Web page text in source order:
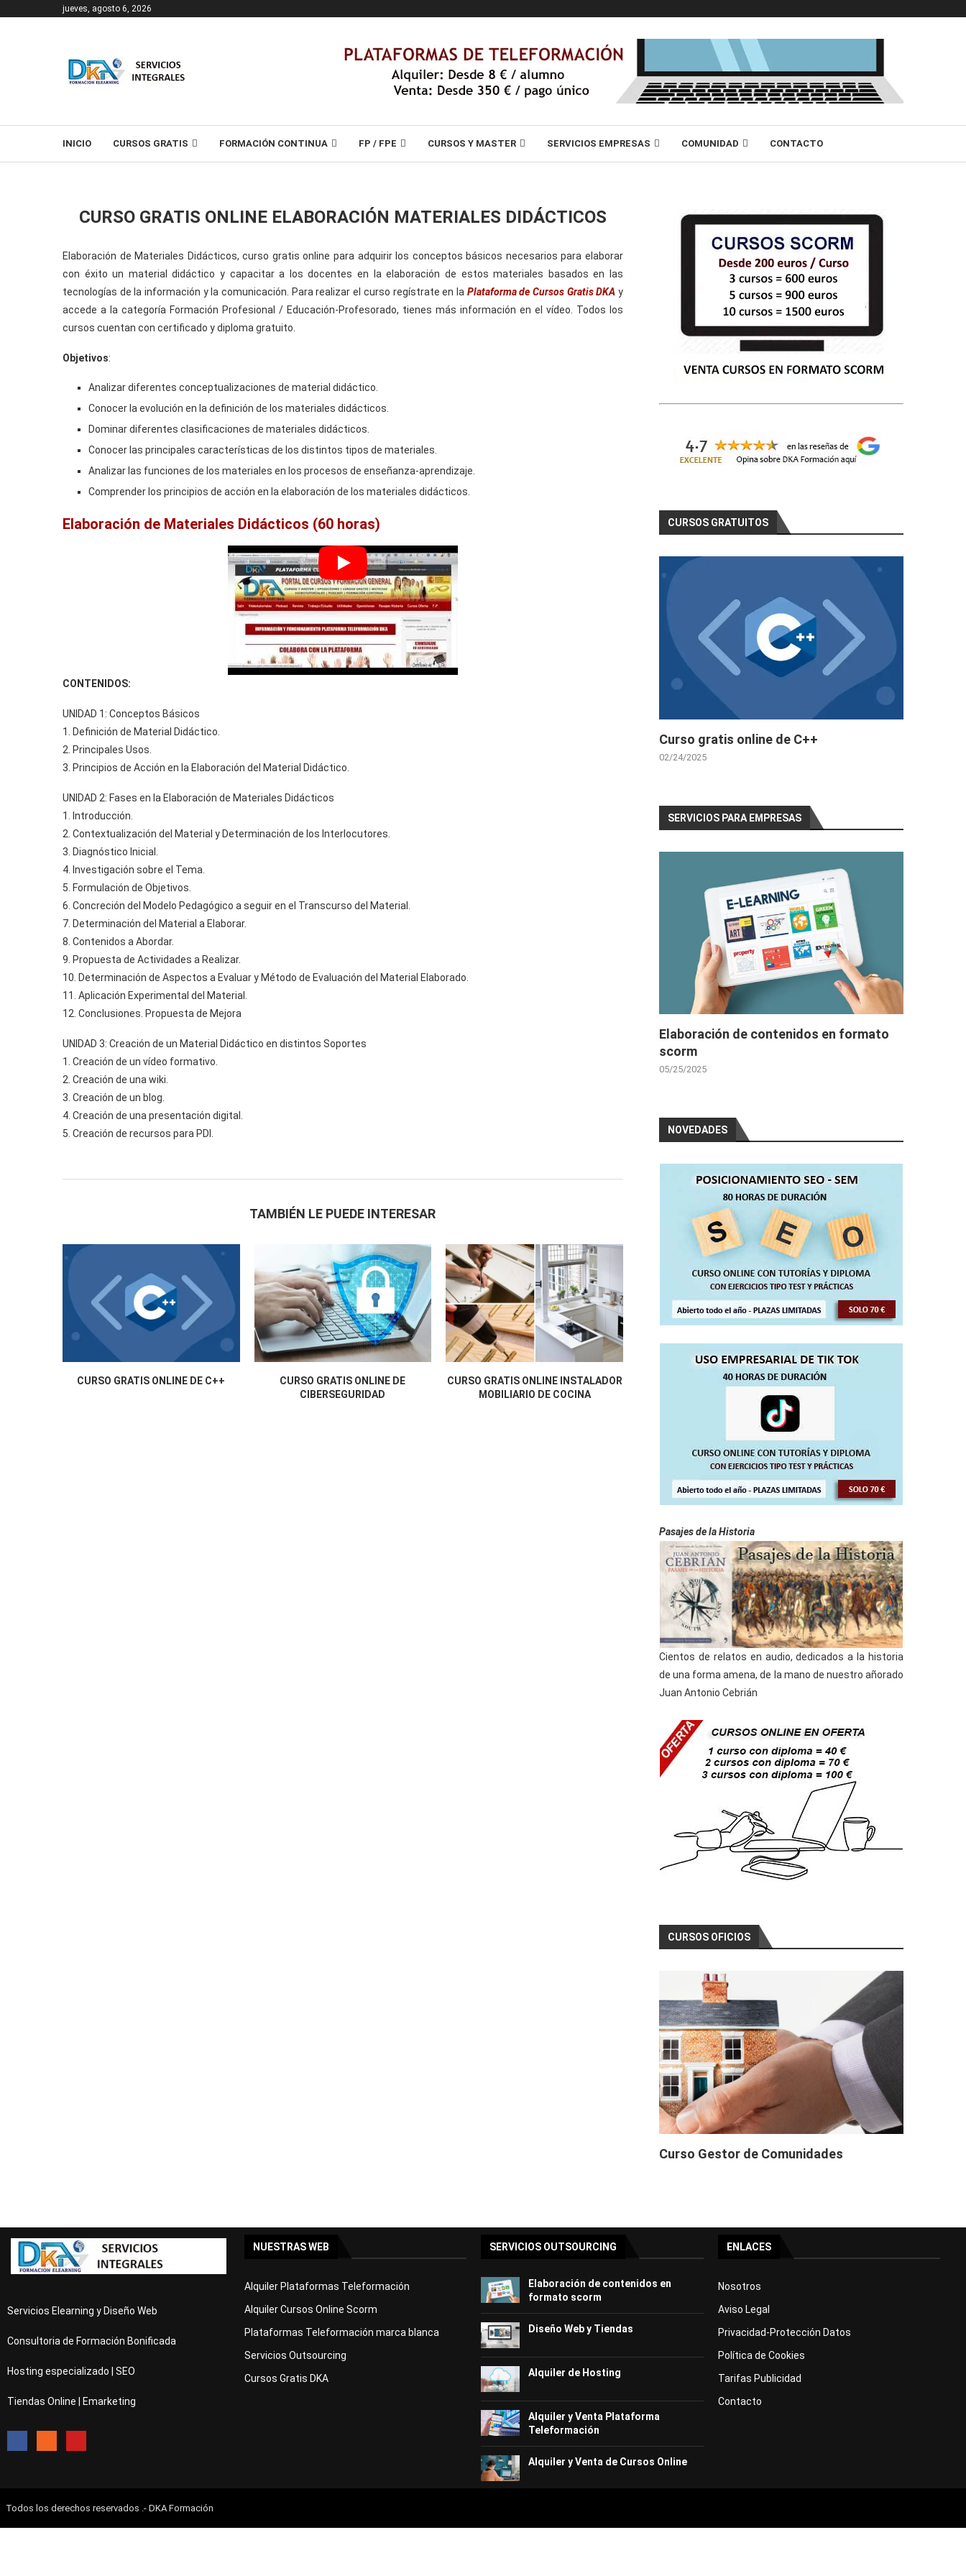
jueves, agosto 6, 2026
INICIO CURSOS GRATIS FORMACIÓN CONTINUA FP / FPE CURSOS Y MASTER SERVICIOS EMPRESAS COMUNIDAD CONTACTO
CURSO GRATIS ONLINE ELABORACIÓN MATERIALES DIDÁCTICOS
Elaboración de Materiales Didácticos, curso gratis online para adquirir los conceptos básicos necesarios para elaborar
con éxito un material didáctico y capacitar a los docentes en la elaboración de estos materiales basados en las
tecnologías de la información y la comunicación. Para realizar el curso regístrate en la Plataforma de Cursos Gratis DKA y
accede a la categoría Formación Profesional / Educación-Profesorado, tienes más información en el vídeo. Todos los
cursos cuentan con certificado y diploma gratuito.
Objetivos:
Analizar diferentes conceptualizaciones de material didáctico.
Conocer la evolución en la definición de los materiales didácticos.
Dominar diferentes clasificaciones de materiales didácticos.
Conocer las principales características de los distintos tipos de materiales.
Analizar las funciones de los materiales en los procesos de enseñanza-aprendizaje.
Comprender los principios de acción en la elaboración de los materiales didácticos.
Elaboración de Materiales Didácticos (60 horas)
CONTENIDOS:
UNIDAD 1: Conceptos Básicos
1. Definición de Material Didáctico.
2. Principales Usos.
3. Principios de Acción en la Elaboración del Material Didáctico.
UNIDAD 2: Fases en la Elaboración de Materiales Didácticos
1. Introducción.
2. Contextualización del Material y Determinación de los Interlocutores.
3. Diagnóstico Inicial.
4. Investigación sobre el Tema.
5. Formulación de Objetivos.
6. Concreción del Modelo Pedagógico a seguir en el Transcurso del Material.
7. Determinación del Material a Elaborar.
8. Contenidos a Abordar.
9. Propuesta de Actividades a Realizar.
10. Determinación de Aspectos a Evaluar y Método de Evaluación del Material Elaborado.
11. Aplicación Experimental del Material.
12. Conclusiones. Propuesta de Mejora
UNIDAD 3: Creación de un Material Didáctico en distintos Soportes
1. Creación de un vídeo formativo.
2. Creación de una wiki.
3. Creación de un blog.
4. Creación de una presentación digital.
5. Creación de recursos para PDI.
TAMBIÉN LE PUEDE INTERESAR
CURSO GRATIS ONLINE DE C++
CURSO GRATIS ONLINE DE
CIBERSEGURIDAD
CURSO GRATIS ONLINE INSTALADOR
MOBILIARIO DE COCINA
CURSOS GRATUITOS
Curso gratis online de C++
02/24/2025
SERVICIOS PARA EMPRESAS
Elaboración de contenidos en formato
scorm
05/25/2025
NOVEDADES
Pasajes de la Historia
Cientos de relatos en audio, dedicados a la historia
de una forma amena, de la mano de nuestro añorado
Juan Antonio Cebrián
CURSOS OFICIOS
Curso Gestor de Comunidades
Servicios Elearning y Diseño Web
Consultoria de Formación Bonificada
Hosting especializado | SEO
Tiendas Online | Emarketing
NUESTRAS WEB
Alquiler Plataformas Teleformación
Alquiler Cursos Online Scorm
Plataformas Teleformación marca blanca
Servicios Outsourcing
Cursos Gratis DKA
SERVICIOS OUTSOURCING
Elaboración de contenidos en
formato scorm
Diseño Web y Tiendas
Alquiler de Hosting
Alquiler y Venta Plataforma
Teleformación
Alquiler y Venta de Cursos Online
ENLACES
Nosotros
Aviso Legal
Privacidad-Protección Datos
Política de Cookies
Tarifas Publicidad
Contacto
Todos los derechos reservados .- DKA Formación